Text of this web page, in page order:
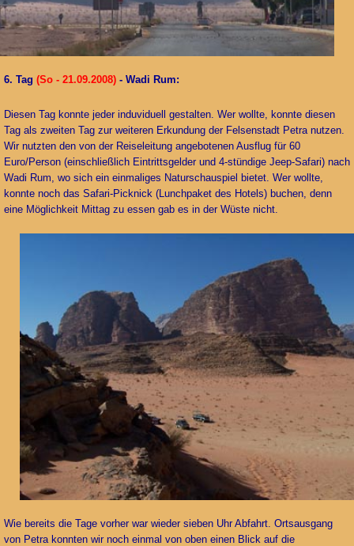
6. Tag (So - 21.09.2008) - Wadi Rum:
Diesen Tag konnte jeder induviduell gestalten. Wer wollte, konnte diesen
Tag als zweiten Tag zur weiteren Erkundung der Felsenstadt Petra nutzen.
Wir nutzten den von der Reiseleitung angebotenen Ausflug für 60
Euro/Person (einschließlich Eintrittsgelder und 4-stündige Jeep-Safari) nach
Wadi Rum, wo sich ein einmaliges Naturschauspiel bietet. Wer wollte,
konnte noch das Safari-Picknick (Lunchpaket des Hotels) buchen, denn
eine Möglichkeit Mittag zu essen gab es in der Wüste nicht.
Wie bereits die Tage vorher war wieder sieben Uhr Abfahrt. Ortsausgang
von Petra konnten wir noch einmal von oben einen Blick auf die